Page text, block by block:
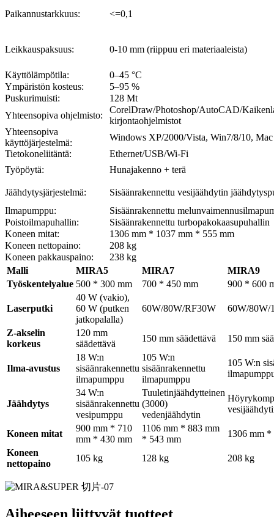
Paikannustarkkuus: <=0,1
Leikkauspaksuus: 0-10 mm (riippuu eri materiaaleista)
Käyttölämpötila:
0–45 °C
Ympäristön kosteus:
5–95 %
Puskurimuisti:
128 Mt
Yhteensopiva ohjelmisto:
CorelDraw/Photoshop/AutoCAD/
kirjontaohjelmistot
Yhteensopiva
käyttöjärjestelmä:
Windows XP/2000/Vista, Win7/8/10,
Tietokoneliitäntä:
Ethernet/USB/Wi-Fi
Työpöytä:
Hunajakenno + terä
Jäähdytysjärjestelmä:
Sisäänrakennettu vesijäähdytin
Ilmapumppu:
Sisäänrakennettu
Poistoilmapuhallin:
Sisäänrakennettu turbopakokaasupuhallin
Koneen mitat:
1306 mm * 1037 mm * 555 mm
Koneen nettopaino:
208 kg
Koneen pakkauspaino:
238 kg
Malli
MIRA5 MIRA7
MIRA9
Työskentelyalue 500 * 300 mm 700 * 450 mm 900 * 600
Laserputki
40 W (vakio),
60 W (putken
jatkopalalla)
60W/80W/RF30W 60W/80W/
Z-akselin
korkeus
120 mm
säädettävä
150 mm säädettävä 150 mm
Ilma-avustus
18 W:n
sisäänrakennettu
ilmapumppu
105 W:n
sisäänrakennettu
ilmapumppu
105 W:n
Jäähdytys
34 W:n
sisäänrakennettu
vesipumppu
Tuuletinjäähdytteinen
(3000)
vedenjäähdytin
Koneen mitat
900 mm * 710
mm * 430 mm
1106 mm * 883 mm
* 543 mm
1306 mm
Koneen
nettopaino
105 kg 128 kg 208 kg
Aiheeseen liittyvät tuotteet